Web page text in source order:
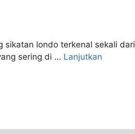
sikatan londo terkenal sekali dari
sering di … Lanjutkan